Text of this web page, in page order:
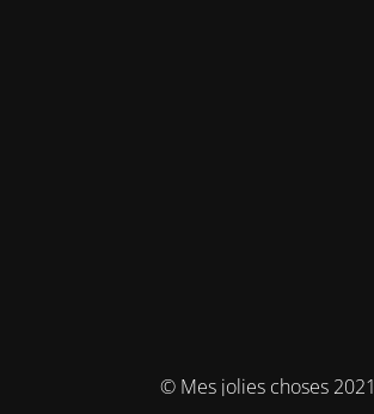
© Mes jolies choses 2021